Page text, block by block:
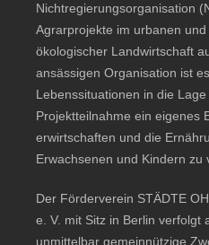
Nichtregierungsorganisation
Agrarprojekte im urbanen
ökologischer Landwirtschaft
ansässigen Organisation ist
Lebenssituationen in die
Projektteilnahme ein eigenes
erwirtschaften und die
Erwachsenen und Kindern zu
Der Förderverein STÄDTE
e. V. mit Sitz in Berlin verfolgt
unmittelbar gemeinnützige